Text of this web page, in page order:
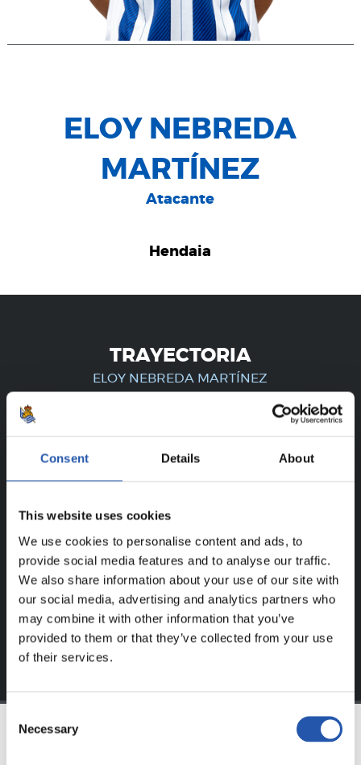
Consent Details About
This website uses cookies
We use cookies to personalise content and ads, to
provide social media features and to analyse our traffic.
We also share information about your use of our site with
our social media, advertising and analytics partners who
may combine it with other information that you’ve
provided to them or that they’ve collected from your use
of their services.
Selection
Necessary
ELOY NEBREDA
MARTÍNEZ
Atacante
Hendaia
TRAYECTORIA
ELOY NEBREDA MARTÍNEZ
¡SOLO PARA USUARIOS
REGISTRADOS!
Este contenido es solo para los usuarios registrados en
nuestra web.
Loginy disfruta de
contenido exclusivo para ti.